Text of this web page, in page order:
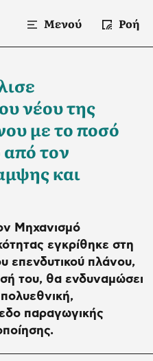
Μενού Ροή
νέου της
με το ποσό
τον
και
Μηχανισμό
εγκρίθηκε στη
επενδυτικού πλάνου,
του, θα ενδυναμώσει
παραγωγικής